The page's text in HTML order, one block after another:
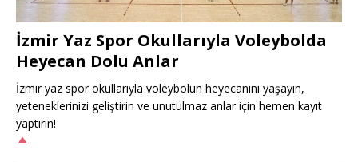
İzmir Yaz Spor Okullarıyla Voleybolda
Heyecan Dolu Anlar
İzmir yaz spor okullarıyla voleybolun heyecanını yaşayın,
yeteneklerinizi geliştirin ve unutulmaz anlar için hemen kayıt
yaptırın!